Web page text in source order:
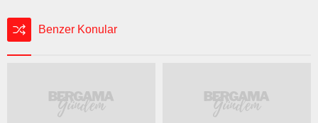
Benzer Konular